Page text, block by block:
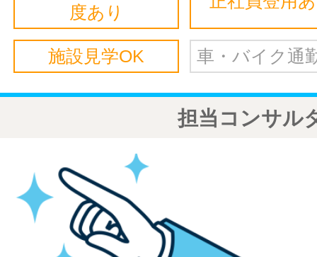
度あり
施設見学OK 車・バイク通
担当コンサル